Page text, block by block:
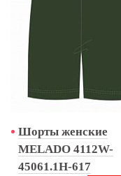
Шорты женские
MELADO 4112W-
45061.1H-617